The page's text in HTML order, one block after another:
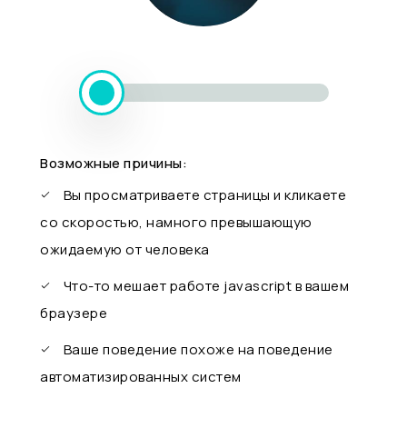
Возможные причины:
Вы просматриваете страницы и кликаете
со скоростью, намного превышающую
ожидаемую от человека
Что-то мешает работе javascript в вашем
браузере
Ваше поведение похоже на поведение
автоматизированных систем